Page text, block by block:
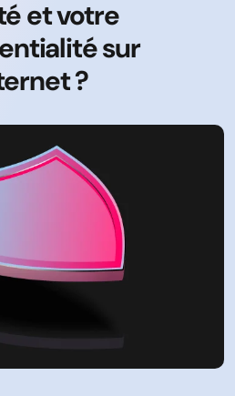
et votre
sur
?